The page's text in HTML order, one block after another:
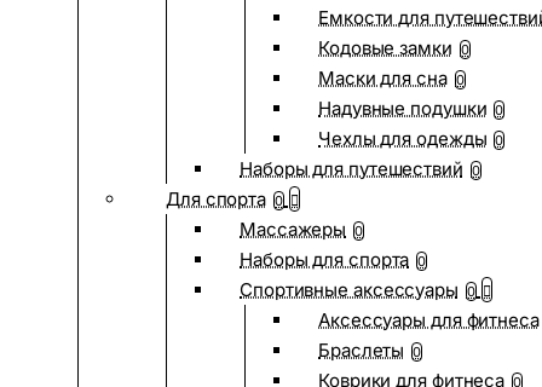
Емкости для
Кодовые замки 0
Маски для сна 0
Надувные подушки 0
Чехлы для одежды 0
Наборы для путешествий 0
Для спорта 0
Массажеры 0
Наборы для спорта 0
Спортивные аксессуары 0
Аксессуары для фитнеса
Браслеты 0
Коврики для фитнеса 0